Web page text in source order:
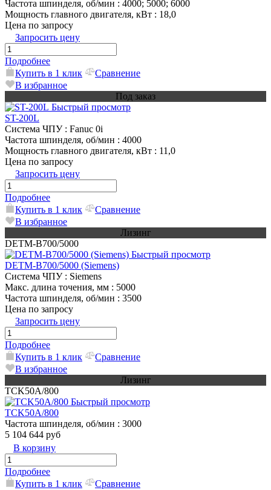
Частота шпинделя, об/мин : 4000; 5000; 6000
Мощность главного двигателя, кВт : 18,0
Цена по запросу
Запросить цену
Подробнее
Купить в 1 клик
Сравнение
В избранное
Под заказ
Быстрый просмотр
ST-200L
Система ЧПУ: Fanuc 0i
Частота шпинделя, об/мин : 4000
Мощность главного двигателя, кВт : 11,0
Цена по запросу
Запросить цену
Подробнее
Купить в 1 клик
Сравнение
В избранное
Лизинг
DETM-B700/5000
Быстрый просмотр
DETM-B700/5000 (Siemens)
Система ЧПУ: Siemens
Макс. длина точения, мм : 5000
Частота шпинделя, об/мин : 3500
Цена по запросу
Запросить цену
Подробнее
Купить в 1 клик
Сравнение
В избранное
Лизинг
TCK50A/800
Быстрый просмотр
TCK50A/800
Частота шпинделя, об/мин : 3000
5 104 644 руб
В корзину
Подробнее
Купить в 1 клик
Сравнение